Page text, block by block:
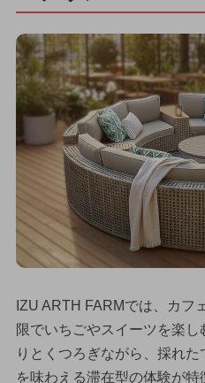
IZU ARTH FARMでは、カフ
限でいちごやスイーツを楽し
りとくつろぎながら、採れ
を味わえる滞在型の体験が